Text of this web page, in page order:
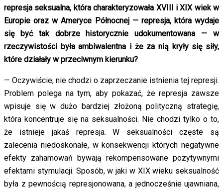
represja seksualna, która charakteryzowała XVIII i XIX wiek w
Europie oraz w Ameryce Północnej — represja, która wydaje
się być tak dobrze historycznie udokumentowana — w
rzeczywistości była ambiwalentna i że za nią kryły się siły,
które działały w przeciwnym kierunku?
— Oczywiście, nie chodzi o zaprzeczanie istnienia tej represji.
Problem polega na tym, aby pokazać, że represja zawsze
wpisuje się w dużo bardziej złożoną polityczną strategię,
która koncentruje się na seksualności. Nie chodzi tylko o to,
że istnieje jakaś represja. W seksualności częste są
zalecenia niedoskonałe, w konsekwencji których negatywne
efekty zahamowań bywają rekompensowane pozytywnymi
efektami stymulacji. Sposób, w jaki w XIX wieku seksualność
była z pewnością represjonowana, a jednocześnie ujawniana,